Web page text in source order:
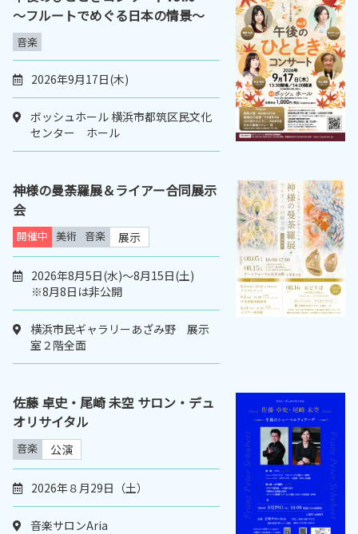
～フルートでめぐる日本の情景～
音楽
2026年9月17日(木)
ボッシュホール 横浜市都筑区民文化
センター ホール
神様の曼荼羅展＆ライアー合同展示
会
開催中 美術 音楽 展示
2026年8月5日(水)～8月15日(土)
※8月8日は非公開
横浜市民ギャラリーあざみ野 展示
室２階全面
佐藤 卓史・尾崎 未空 サロン・デュ
オリサイタル
音楽 公演
2026年８月29日（土）
音楽サロンAria